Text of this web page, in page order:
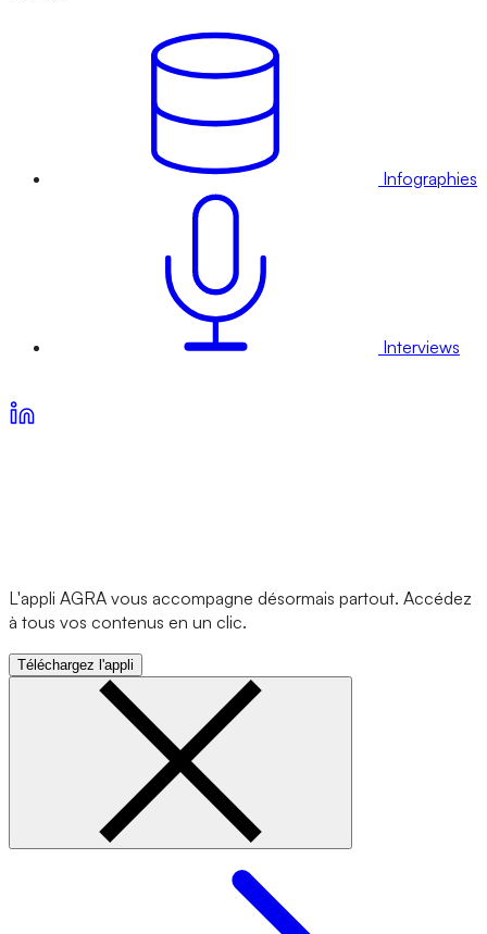
Infographies
Interviews
L'appli AGRA vous accompagne désormais partout. Accédez
à tous vos contenus en un clic.
Téléchargez l'appli